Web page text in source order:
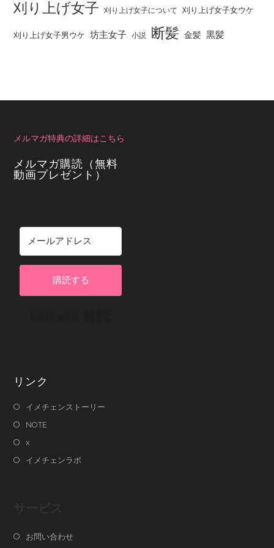
刈り上げ女子 刈り上げ女子について 刈り上げ女子女ウケ
刈り上げ女子男ウケ 坊主女子 小説 断髪 金髪 黒髪
メルマガ特典の詳細はこちら
メルマガ購読（無料
動画プレゼント）
購読する
リンク
イメチェンストーリー
NOTE
x
イメチェンラボ
お問い合わせ